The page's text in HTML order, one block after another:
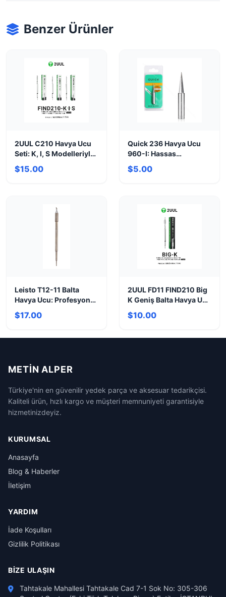
Benzer Ürünler
2UUL C210 Havya Ucu
Seti: K, I, S Modelleriyle
Hassas Lehimleme
$15.00
Quick 236 Havya Ucu
960-I: Hassas
Lehimleme Gücü
$5.00
Leisto T12-11 Balta
Havya Ucu: Profesyonel
Lehimleme Gücü
$17.00
2UUL FD11 FIND210 Big
K Geniş Balta Havya Ucu
| Üstün Performans
$10.00
METIN ALPER
Türkiye'nin en güvenilir yedek parça ve aksesuar tedarikçisi.
Kaliteli ürün, hızlı kargo ve müşteri memnuniyeti garantisiyle
hizmetinizdeyiz.
KURUMSAL
Anasayfa
Blog & Haberler
İletişim
YARDIM
İade Koşulları
Gizlilik Politikası
BIZE ULAŞIN
Tahtakale Mahallesi Tahtakale Cad 7-1 Sok No: 305-306